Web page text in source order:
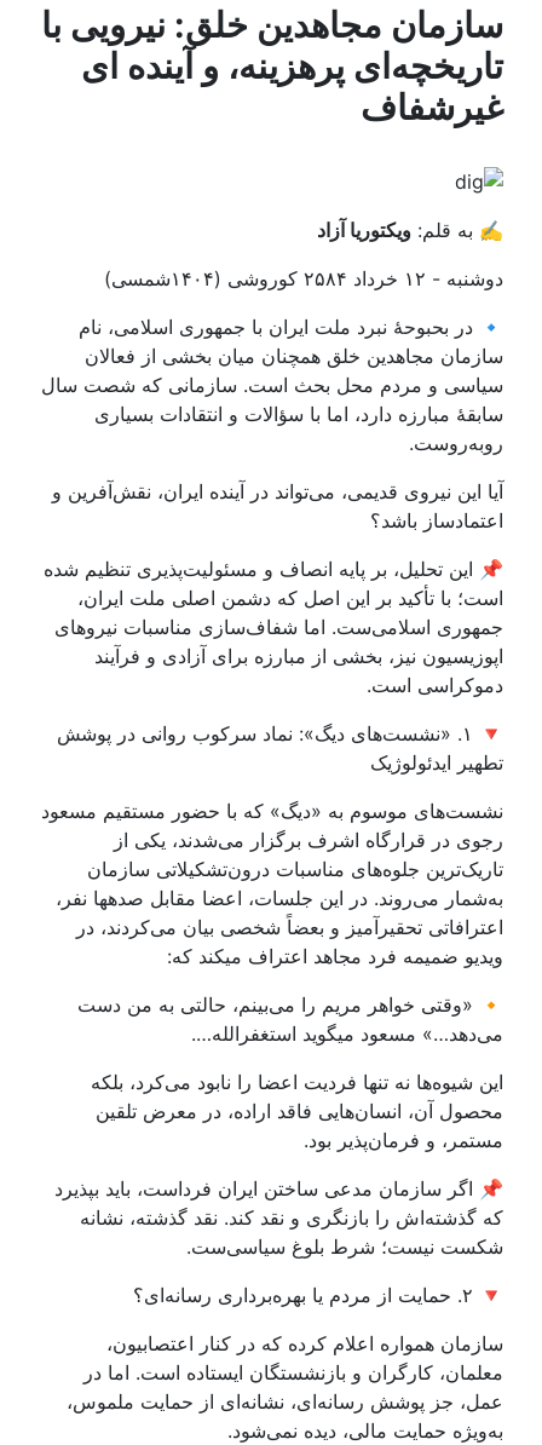
سازمان مجاهدین خلق: نیرویی با
تاریخچه‌ای پرهزینه، و آینده ای
غیرشفاف
✍️ به قلم: ویکتوریا آزاد
دوشنبه - ۱۲ خرداد ۲۵۸۴ کوروشی (۱۴۰۴شمسی)
🔹 در بحبوحهٔ نبرد ملت ایران با جمهوری اسلامی، نام
سازمان مجاهدین خلق همچنان میان بخشی از فعالان
سیاسی و مردم محل بحث است. سازمانی که شصت سال
سابقهٔ مبارزه دارد، اما با سؤالات و انتقادات بسیاری
روبه‌روست.
آیا این نیروی قدیمی، می‌تواند در آینده ایران، نقش‌آفرین و
اعتمادساز باشد؟
📌 این تحلیل، بر پایه انصاف و مسئولیت‌پذیری تنظیم شده
است؛ با تأکید بر این اصل که دشمن اصلی ملت ایران،
جمهوری اسلامی‌ست. اما شفاف‌سازی مناسبات نیروهای
اپوزیسیون نیز، بخشی از مبارزه برای آزادی‌ و فرآیند
دموکراسی است.
🔻 ۱. «نشست‌های دیگ»: نماد سرکوب روانی در پوشش
تطهیر ایدئولوژیک
نشست‌های موسوم به «دیگ» که با حضور مستقیم مسعود
رجوی در قرارگاه اشرف برگزار می‌شدند، یکی از
تاریک‌ترین جلوه‌های مناسبات درون‌تشکیلاتی سازمان
به‌شمار می‌روند. در این جلسات، اعضا مقابل صدهها نفر،
اعترافاتی تحقیرآمیز و بعضاً شخصی بیان می‌کردند، در
ویدیو ضمیمه فرد مجاهد اعتراف میکند که:
🔸 «وقتی خواهر مریم را می‌بینم، حالتی به من دست
می‌دهد…» مسعود میگوید استغفرالله….
این شیوه‌ها نه تنها فردیت اعضا را نابود می‌کرد، بلکه
محصول آن، انسان‌هایی فاقد اراده، در معرض تلقین
مستمر، و فرمان‌پذیر بود.
📌 اگر سازمان مدعی ساختن ایران فرداست، باید بپذیرد
که گذشته‌اش را بازنگری و نقد کند. نقد گذشته، نشانه
شکست نیست؛ شرط بلوغ سیاسی‌ست.
🔻 ۲. حمایت از مردم یا بهره‌برداری رسانه‌ای؟
سازمان همواره اعلام کرده که در کنار اعتصابیون،
معلمان، کارگران و بازنشستگان ایستاده است. اما در
عمل، جز پوشش رسانه‌ای، نشانه‌ای از حمایت ملموس،
به‌ویژه حمایت مالی، دیده نمی‌شود.